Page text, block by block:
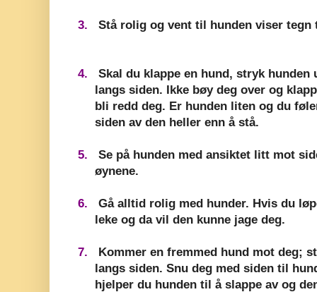
3. Stå rolig og vent til hunden viser tegn
4. Skal du klappe en hund, stryk hunden
langs siden. Ikke bøy deg over og
bli redd deg. Er hunden liten og du
siden av den heller enn å stå.
5. Se på hunden med ansiktet litt mot
øynene.
6. Gå alltid rolig med hunder. Hvis du
leke og da vil den kunne jage deg.
7. Kommer en fremmed hund mot deg;
langs siden. Snu deg med siden til
hjelper du hunden til å slappe av og